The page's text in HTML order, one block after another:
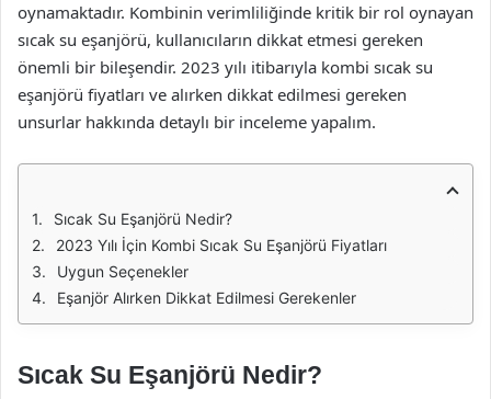
oynamaktadır. Kombinin verimliliğinde kritik bir rol oynayan
sıcak su eşanjörü, kullanıcıların dikkat etmesi gereken
önemli bir bileşendir. 2023 yılı itibarıyla kombi sıcak su
eşanjörü fiyatları ve alırken dikkat edilmesi gereken
unsurlar hakkında detaylı bir inceleme yapalım.
Sıcak Su Eşanjörü Nedir?
2023 Yılı İçin Kombi Sıcak Su Eşanjörü Fiyatları
Uygun Seçenekler
Eşanjör Alırken Dikkat Edilmesi Gerekenler
Sıcak Su Eşanjörü Nedir?